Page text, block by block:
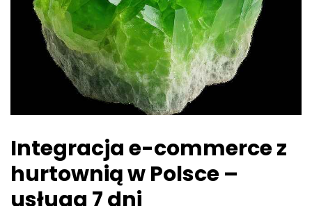
Integracja e-commerce z
hurtownią w Polsce –
usługa 7 dni